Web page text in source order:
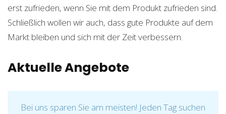
erst zufrieden, wenn Sie mit dem Produkt zufrieden sind.
Schließlich wollen wir auch, dass gute Produkte auf dem
Markt bleiben und sich mit der Zeit verbessern.
Aktuelle Angebote
Bei uns sparen Sie am meisten! Jeden Tag suchen